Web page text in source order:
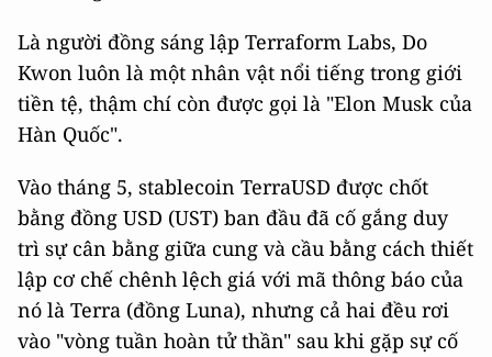
Là người đồng sáng lập Terraform Labs, Do
Kwon luôn là một nhân vật nổi tiếng trong giới
tiền tệ, thậm chí còn được gọi là "Elon Musk của
Hàn Quốc".
Vào tháng 5, stablecoin TerraUSD được chốt
bằng đồng USD (UST) ban đầu đã cố gắng duy
trì sự cân bằng giữa cung và cầu bằng cách thiết
lập cơ chế chênh lệch giá với mã thông báo của
nó là Terra (đồng Luna), nhưng cả hai đều rơi
vào "vòng tuần hoàn tử thần" sau khi gặp sự cố